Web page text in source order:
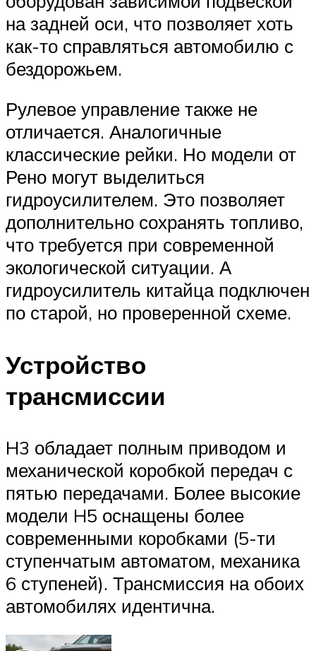
на задней оси, что позволяет хоть
как-то справляться автомобилю с
бездорожьем.
Рулевое управление также не
отличается. Аналогичные
классические рейки. Но модели от
Рено могут выделиться
гидроусилителем. Это позволяет
дополнительно сохранять топливо,
что требуется при современной
экологической ситуации. А
гидроусилитель китайца подключен
по старой, но проверенной схеме.
Устройство
трансмиссии
H3 обладает полным приводом и
механической коробкой передач с
пятью передачами. Более высокие
модели H5 оснащены более
современными коробками (5-ти
ступенчатым автоматом, механика
6 ступеней). Трансмиссия на обоих
автомобилях идентична.